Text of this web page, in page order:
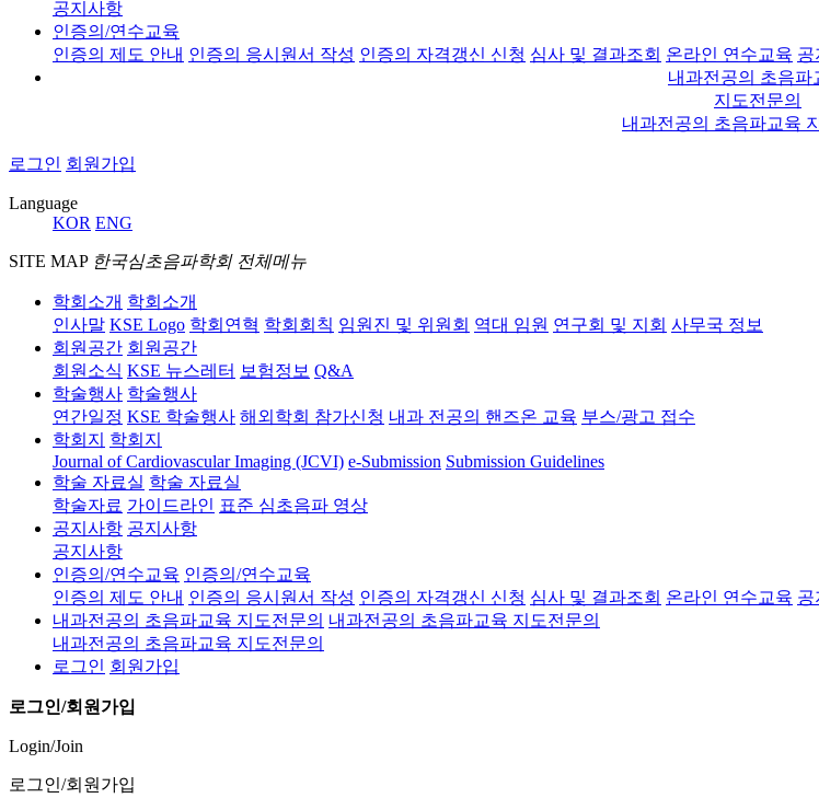
공지사항
인증의/연수교육
인증의 제도 안내 인증의 응시원서 작성 인증의 자격갱신 신청 심사 및 결과조회 온라인 연수교육 공
내과전공의 초음파
지도전문의
내과전공의 초음파교육
로그인 회원가입
Language
KOR ENG
SITE MAP 한국심초음파학회 전체메뉴
학회소개 학회소개
인사말 KSE Logo 학회연혁 학회회칙 임원진 및 위원회 역대 임원 연구회 및 지회 사무국 정보
회원공간 회원공간
회원소식 KSE 뉴스레터 보험정보 Q&A
학술행사 학술행사
연간일정 KSE 학술행사 해외학회 참가신청 내과 전공의 핸즈온 교육 부스/광고 접수
학회지
학회지
Journal of Cardiovascular Imaging (JCVI) e-Submission Submission Guidelines
학술 자료실 학술 자료실
학술자료 가이드라인 표준 심초음파 영상
공지사항 공지사항
공지사항
인증의/연수교육 인증의/연수교육
인증의 제도 안내 인증의 응시원서 작성 인증의 자격갱신 신청 심사 및 결과조회 온라인 연수교육 공
내과전공의 초음파교육 지도전문의 내과전공의 초음파교육 지도전문의
내과전공의 초음파교육 지도전문의
로그인 회원가입
로그인/회원가입
Login/Join
로그인/회원가입